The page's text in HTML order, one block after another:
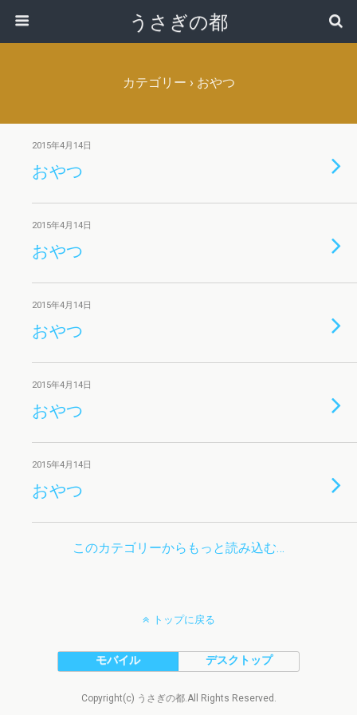
うさぎの都
カテゴリー › おやつ
2015年4月14日
おやつ
2015年4月14日
おやつ
2015年4月14日
おやつ
2015年4月14日
おやつ
2015年4月14日
おやつ
このカテゴリーからもっと読み込む…
トップに戻る
モバイル デスクトップ
Copyright(c) うさぎの都.All Rights Reserved.